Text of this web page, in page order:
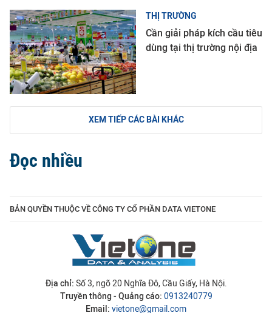
THỊ TRƯỜNG
Cần giải pháp kích cầu tiêu
dùng tại thị trường nội địa
XEM TIẾP CÁC BÀI KHÁC
Đọc nhiều
BẢN QUYỀN THUỘC VỀ CÔNG TY CỔ PHẦN DATA VIETONE
Địa chỉ: Số 3, ngõ 20 Nghĩa Đô, Cầu Giấy, Hà Nội.
Truyền thông - Quảng cáo: 0913240779
Email: vietone@gmail.com